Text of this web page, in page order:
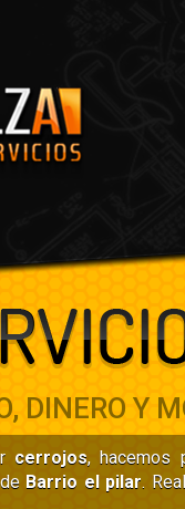
DINERO Y
cerrojos, hacemos
Barrio el pilar.